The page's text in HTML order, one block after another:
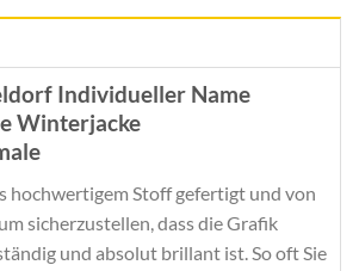
Individueller Name
Winterjacke
hochwertigem Stoff gefertigt und von
sicherzustellen, dass die Grafik
und absolut brillant ist. So oft Sie